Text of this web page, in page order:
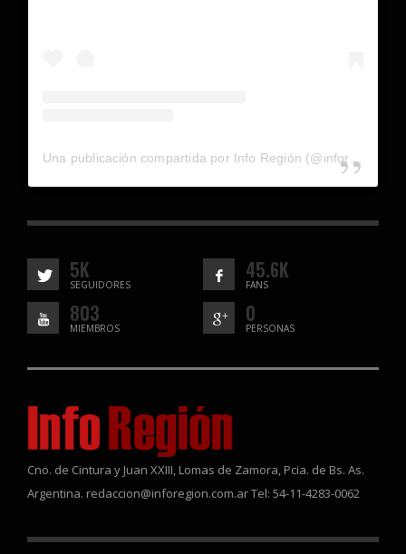
5K
SEGUIDORES
45.6K
FANS
803
MIEMBROS
0
PERSONAS
Cno. de Cintura y Juan XXIII, Lomas de Zamora, Pcia. de Bs. As.
Argentina. redaccion@inforegion.com.ar Tel: 54-11-4283-0062